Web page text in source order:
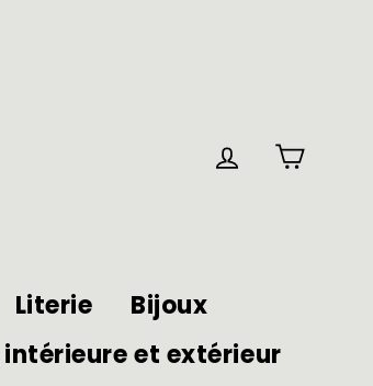
Se
Literie
Bijoux
et extérieur